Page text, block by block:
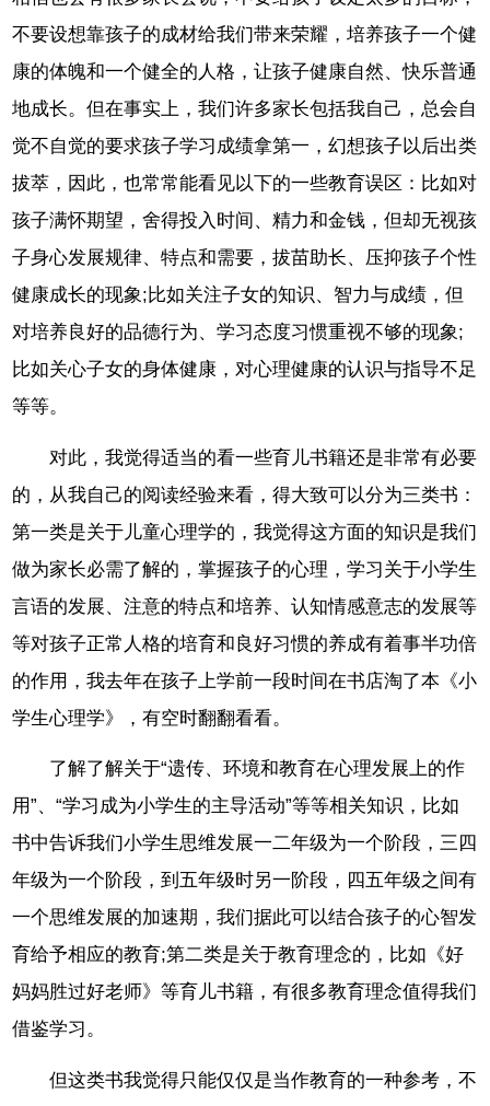
不要设想靠孩子的成材给我们带来荣耀，培养孩子一个健
康的体魄和一个健全的人格，让孩子健康自然、快乐普通
地成长。但在事实上，我们许多家长包括我自己，总会自
觉不自觉的要求孩子学习成绩拿第一，幻想孩子以后出类
拔萃，因此，也常常能看见以下的一些教育误区：比如对
孩子满怀期望，舍得投入时间、精力和金钱，但却无视孩
子身心发展规律、特点和需要，拔苗助长、压抑孩子个性
健康成长的现象;比如关注子女的知识、智力与成绩，但
对培养良好的品德行为、学习态度习惯重视不够的现象;
比如关心子女的身体健康，对心理健康的认识与指导不足
等等。
对此，我觉得适当的看一些育儿书籍还是非常有必要
的，从我自己的阅读经验来看，得大致可以分为三类书：
第一类是关于儿童心理学的，我觉得这方面的知识是我们
做为家长必需了解的，掌握孩子的心理，学习关于小学生
言语的发展、注意的特点和培养、认知情感意志的发展等
等对孩子正常人格的培育和良好习惯的养成有着事半功倍
的作用，我去年在孩子上学前一段时间在书店淘了本《小
学生心理学》，有空时翻翻看看。
了解了解关于“遗传、环境和教育在心理发展上的作
用”、“学习成为小学生的主导活动”等等相关知识，比如
书中告诉我们小学生思维发展一二年级为一个阶段，三四
年级为一个阶段，到五年级时另一阶段，四五年级之间有
一个思维发展的加速期，我们据此可以结合孩子的心智发
育给予相应的教育;第二类是关于教育理念的，比如《好
妈妈胜过好老师》等育儿书籍，有很多教育理念值得我们
借鉴学习。
但这类书我觉得只能仅仅是当作教育的一种参考，不